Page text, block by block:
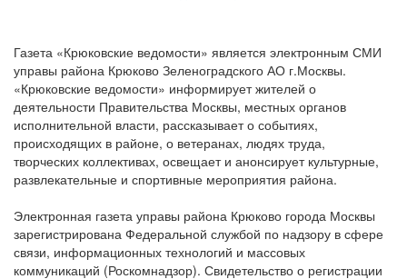
Газета «Крюковские ведомости» является электронным СМИ
управы района Крюково Зеленоградского АО г.Москвы.
«Крюковские ведомости» информирует жителей о
деятельности Правительства Москвы, местных органов
исполнительной власти, рассказывает о событиях,
происходящих в районе, о ветеранах, людях труда,
творческих коллективах, освещает и анонсирует культурные,
развлекательные и спортивные мероприятия района.
Электронная газета управы района Крюково города Москвы
зарегистрирована Федеральной службой по надзору в сфере
связи, информационных технологий и массовых
коммуникаций (Роскомнадзор). Свидетельство о регистрации